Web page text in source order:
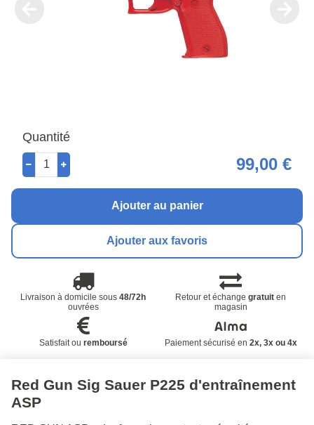
Quantité
99,00 €
Ajouter au panier
Ajouter aux favoris
Livraison à domicile sous48/72h
ouvrées
Retour et échangegratuit en
magasin
Satisfait ou remboursé Paiement sécurisé en 2x, 3x ou 4x
Red Gun Sig Sauer P225 d'entraînement
ASP